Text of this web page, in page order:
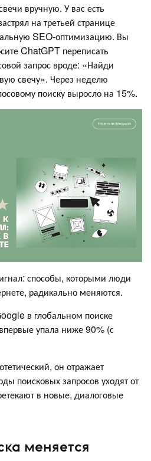
вручную. У вас есть
на третьей странице
SEO-оптимизацию. Вы
ChatGPT переписать
запрос вроде: «Найди
свечу». Через неделю
поиску выросло на 15%.
способы, которыми люди
радикально меняются.
в глобальном поиске
упала ниже 90% (с
он отражает
поисковых запросов уходят от
в новые, диалоговые
меняется